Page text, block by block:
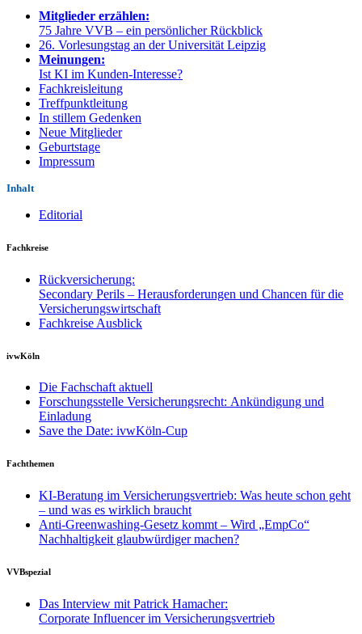
Mitglieder erzählen:
75 Jahre VVB – ein persönlicher Rückblick
26. Vorlesungstag an der Universität Leipzig
Meinungen:
Ist KI im Kunden-Interesse?
Fachkreisleitung
Treffpunktleitung
In stillem Gedenken
Neue Mitglieder
Geburtstage
Impressum
Inhalt
Editorial
Fachkreise
Rückversicherung:
Secondary Perils – Herausforderungen und Chancen für die
Versicherungswirtschaft
Fachkreise Ausblick
ivwKöln
Die Fachschaft aktuell
Forschungsstelle Versicherungsrecht: Ankündigung und
Einladung
Save the Date: ivwKöln-Cup
Fachthemen
KI-Beratung im Versicherungsvertrieb: Was heute schon geht
– und was es wirklich braucht
Anti-Greenwashing-Gesetz kommt – Wird „EmpCo“
Nachhaltigkeit glaubwürdiger machen?
VVBspezial
Das Interview mit Patrick Hamacher:
Corporate Influencer im Versicherungsvertrieb